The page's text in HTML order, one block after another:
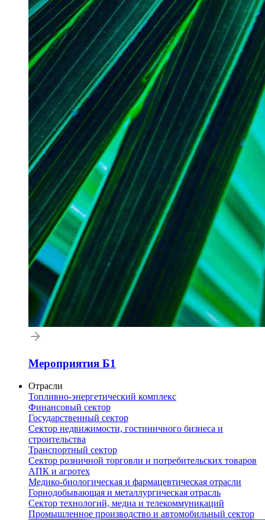
Мероприятия Б1
Отрасли
Топливно-энергетический комплекс
Финансовый сектор
Государственный сектор
Сектор недвижимости, гостиничного бизнеса и
строительства
Транспортный сектор
Сектор розничной торговли и потребительских товаров
АПК и агротех
Медико-биологическая и фармацевтическая отрасли
Горнодобывающая и металлургическая отрасль
Сектор технологий, медиа и телекоммуникаций
Промышленное производство и автомобильный сектор